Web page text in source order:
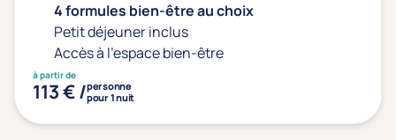
4 formules bien-être au choix
Petit déjeuner inclus
Accès à l'espace bien-être
à partir de
113 € /personne
pour 1 nuit